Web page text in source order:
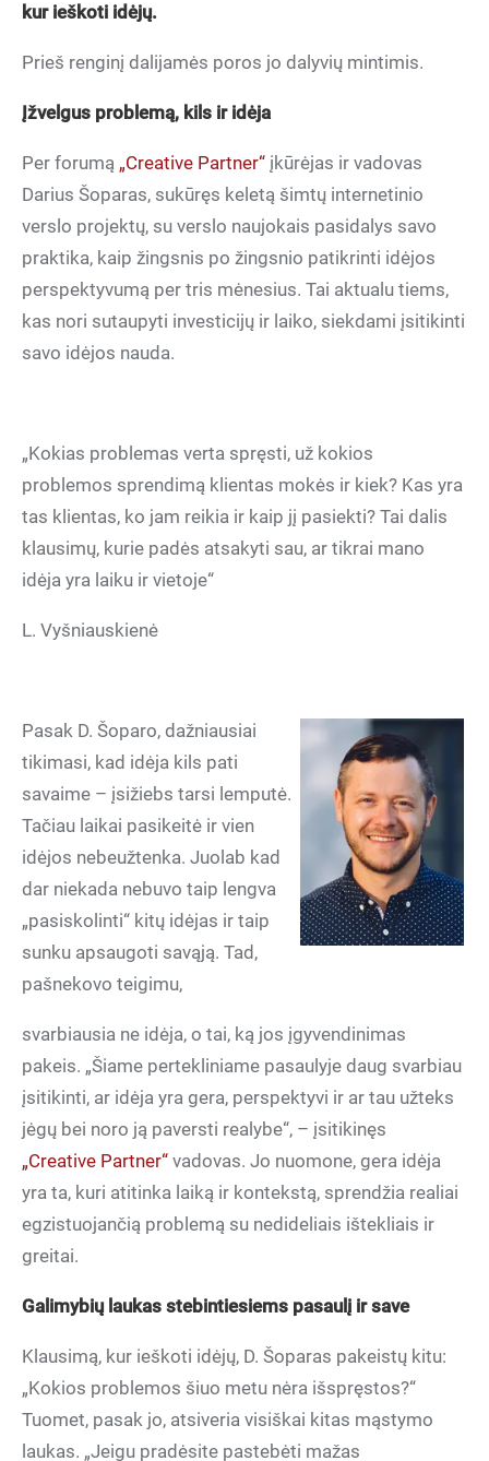
kur ieškoti idėjų.
Prieš renginį dalijamės poros jo dalyvių mintimis.
Įžvelgus problemą, kils ir idėja
Per forumą „Creative Partner“ įkūrėjas ir vadovas
Darius Šoparas, sukūręs keletą šimtų internetinio
verslo projektų, su verslo naujokais pasidalys savo
praktika, kaip žingsnis po žingsnio patikrinti idėjos
perspektyvumą per tris mėnesius. Tai aktualu tiems,
kas nori sutaupyti investicijų ir laiko, siekdami įsitikinti
savo idėjos nauda.
„Kokias problemas verta spręsti, už kokios
problemos sprendimą klientas mokės ir kiek? Kas yra
tas klientas, ko jam reikia ir kaip jį pasiekti? Tai dalis
klausimų, kurie padės atsakyti sau, ar tikrai mano
idėja yra laiku ir vietoje“
L. Vyšniauskienė
Pasak D. Šoparo, dažniausiai
tikimasi, kad idėja kils pati
savaime – įsižiebs tarsi lemputė.
Tačiau laikai pasikeitė ir vien
idėjos nebeužtenka. Juolab kad
dar niekada nebuvo taip lengva
„pasiskolinti“ kitų idėjas ir taip
sunku apsaugoti savąją. Tad,
pašnekovo teigimu,
svarbiausia ne idėja, o tai, ką jos įgyvendinimas
pakeis. „Šiame pertekliniame pasaulyje daug svarbiau
įsitikinti, ar idėja yra gera, perspektyvi ir ar tau užteks
jėgų bei noro ją paversti realybe“, – įsitikinęs
„Creative Partner“ vadovas. Jo nuomone, gera idėja
yra ta, kuri atitinka laiką ir kontekstą, sprendžia realiai
egzistuojančią problemą su nedideliais ištekliais ir
greitai.
Galimybių laukas stebintiesiems pasaulį ir save
Klausimą, kur ieškoti idėjų, D. Šoparas pakeistų kitu:
„Kokios problemos šiuo metu nėra išspręstos?“
Tuomet, pasak jo, atsiveria visiškai kitas mąstymo
laukas. „Jeigu pradėsite pastebėti mažas